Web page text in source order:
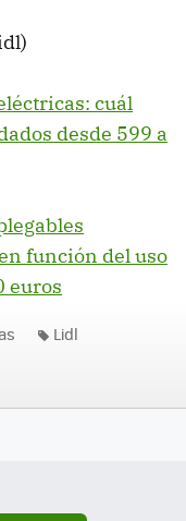
cuál
desde 599 a
función del uso
euros
Lidl